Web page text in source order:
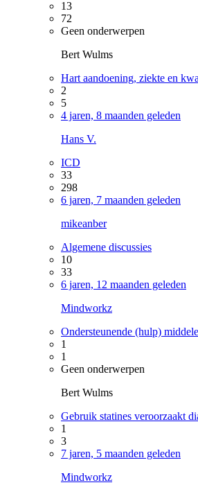
13
72
Geen onderwerpen
Bert Wulms
Hart aandoening, ziekte en
2
5
4 jaren, 8 maanden geleden
Hans V.
ICD
33
298
6 jaren, 7 maanden geleden
mikeanber
Algemene discussies
10
33
6 jaren, 12 maanden geleden
Mindworkz
Ondersteunende (hulp)
1
1
Geen onderwerpen
Bert Wulms
Gebruik statines veroorzaakt
1
3
7 jaren, 5 maanden geleden
Mindworkz